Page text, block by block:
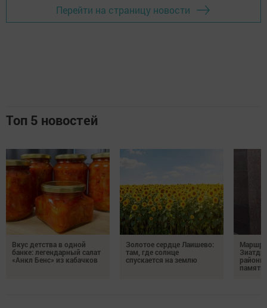
Перейти на страницу новости
Топ 5 новостей
Вкус детства в одной
банке: легендарный салат
«Анкл Бенс» из кабачков
Золотое сердце Лаишево:
там, где солнце
спускается на землю
районы
память